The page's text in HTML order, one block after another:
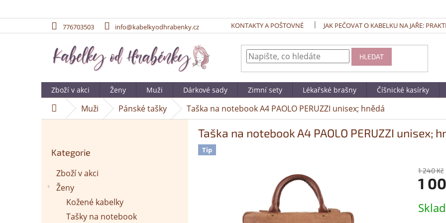
776703503 info@kabelkyodhrabenky.cz KONTAKTY A POŠTOVNÉ JAK PEČOVAT O KABELKU NA JAŘE:
HLEDAT
Zboží v akci Ženy Muži Dárkové sady Zimní sety Lékařské brašny Číšnické kasírky
DomůMuži Pánské tašky Taška na notebook A4 PAOLO PERUZZI unisex; hnědá
kategorie
Kategorie
Zboží v akci
Ženy
Kožené kabelky
Tašky na notebook
Taška na notebook A4 PAOLO PERUZZI unisex;
Tip
1 240 Kč
1
cena: